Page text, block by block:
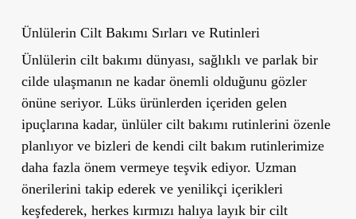
Ünlülerin Cilt Bakımı Sırları ve Rutinleri
Ünlülerin cilt bakımı dünyası, sağlıklı ve parlak bir
cilde ulaşmanın ne kadar önemli olduğunu gözler
önüne seriyor. Lüks ürünlerden içeriden gelen
ipuçlarına kadar, ünlüler cilt bakımı rutinlerini özenle
planlıyor ve bizleri de kendi cilt bakım rutinlerimize
daha fazla önem vermeye teşvik ediyor. Uzman
önerilerini takip ederek ve yenilikçi içerikleri
keşfederek, herkes kırmızı halıya layık bir cilt